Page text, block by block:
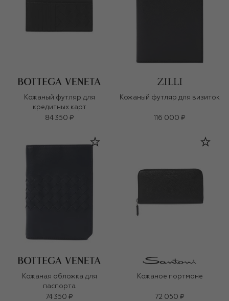
Кожаный футляр для
кредитных карт
84 350 ₽
Кожаный футляр для визиток
116 000 ₽
Кожаная обложка для
паспорта
74 350 ₽
Кожаное портмоне
72 050 ₽